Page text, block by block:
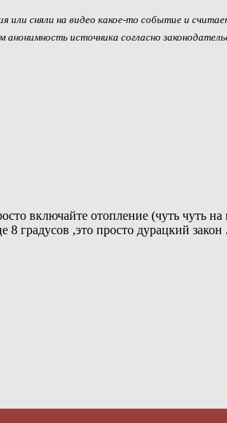
или сняли на видео какое-то событие и
анонимность источника согласно
включайте отопление (чуть чуть
8 градусов ,это просто дурацкий